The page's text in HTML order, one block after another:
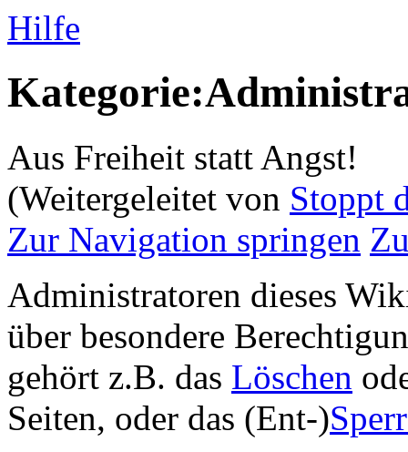
Hilfe
Aus Freiheit statt Angst!
(Weitergeleitet von Stoppt
Zur Navigation springen
Administratoren dieses
über besondere
gehört z.B. das Löschen
Seiten, oder das (Ent-)